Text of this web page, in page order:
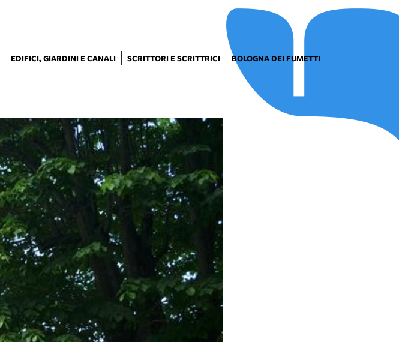
EDIFICI, GIARDINI E CANALI SCRITTORI E SCRITTRICI
BOLOGNA DEI FUMETTI